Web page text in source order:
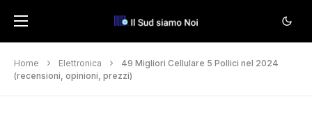
Home Elettronica
49 Migliori Cellulare 5 Pollici nel 2024
(recensioni, opinioni, prezzi)